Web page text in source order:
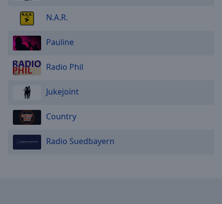
N.A.R.
Pauline
Radio Phil
Jukejoint
Country
Radio Suedbayern